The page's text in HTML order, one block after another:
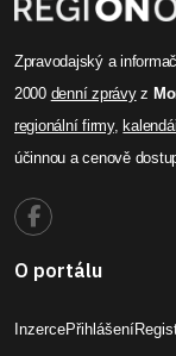
Zpravodajský a
2000 denní zprávyz
regionální firmy,
účinnou a cenově
O portálu
InzercePřihlášení